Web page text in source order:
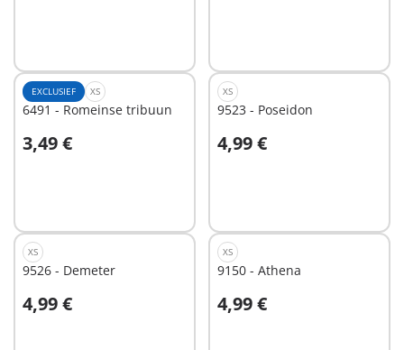
EXCLUSIEF XS
6491 - Romeinse tribuun
3,49 €
In winkelwagen
XS
9523 - Poseidon
4,99 €
In winkelwagen
XS
9526 - Demeter
4,99 €
In winkelwagen
XS
9150 - Athena
4,99 €
In winkelwagen